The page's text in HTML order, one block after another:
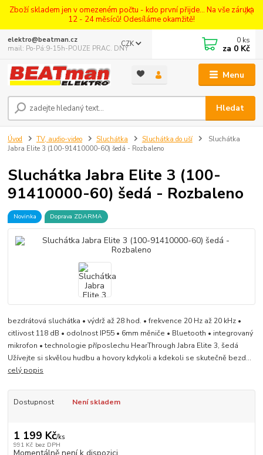
Zboží skladem jen v omezeném počtu - kdo první přijde... Na vše záruka
12 - 24 měsíců! Odesíláme okamžitě!
Menu
CZK
Hledat
elektro@beatman.cz
mail: Po-Pá:9-15h-POUZE PRAC. DNY
0 ks
za 0 Kč
Úvod TV, audio-video Sluchátka Sluchátka do uší
Sluchátka
Jabra Elite 3 (100-91410000-60) šedá - Rozbaleno
Sluchátka Jabra Elite 3 (100-
91410000-60) šedá - Rozbaleno
Novinka Doprava ZDARMA
bezdrátová sluchátka • výdrž až 28 hod. • frekvence 20 Hz až 20 kHz •
citlivost 118 dB • odolnost IP55 • 6mm měniče • Bluetooth • integrovaný
mikrofon • technologie příposlechu HearThrough Jabra Elite 3, šedá
Užívejte si skvělou hudbu a hovory kdykoli a kdekoli se skutečně bezd...
celý popis
Dostupnost Není skladem
1 199 Kč/ks
991 Kč bez DPH
Momentálně není k dispozici